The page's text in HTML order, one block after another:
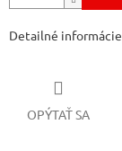
Detailné informácie
OPÝTAŤ SA